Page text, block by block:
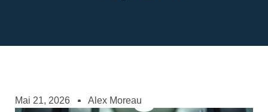
Mai 21, 2026 Alex Moreau